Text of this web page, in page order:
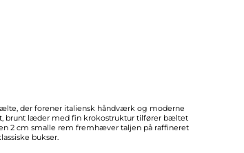
der forener italiensk håndværk og moderne
brunt læder med fin krokostruktur tilfører bæltet
2 cm smalle rem fremhæver taljen på raffineret
bukser.